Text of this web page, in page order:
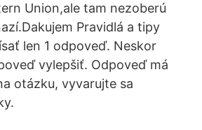
Union,ale tam nezoberú
Pravidlá a tipy
len 1 odpoveď. Neskor
vylepšiť. Odpoveď má
otázku, vyvarujte sa